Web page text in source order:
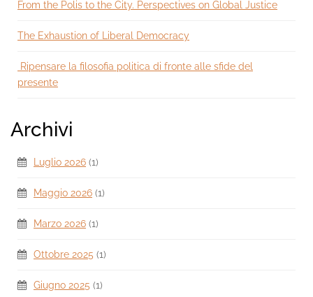
From the Polis to the City. Perspectives on Global Justice
The Exhaustion of Liberal Democracy
Ripensare la filosofia politica di fronte alle sfide del
presente
Archivi
Luglio 2026 (1)
Maggio 2026 (1)
Marzo 2026 (1)
Ottobre 2025 (1)
Giugno 2025 (1)